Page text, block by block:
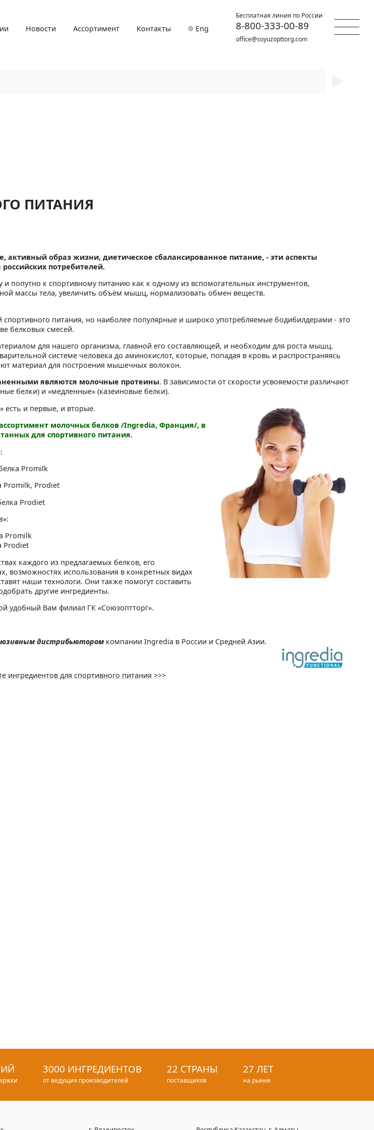
ПИТАНИЯ
активный образ жизни, диетическое сбалансированное питание, - эти аспекты
потребителей.
и попутно к спортивному питанию как к одному из вспомогательных инструментов,
массы тела, увеличить объём мышц, нормализовать обмен веществ.
спортивного питания, но наиболее популярные и широко употребляемые бодибилдерами - это
белковых смесей.
для нашего организма, главной его составляющей, и необходим для роста мышц.
системе человека до аминокислот, которые, попадая в кровь и распространяясь
материал для построения мышечных волокон.
являются молочные протеины. В зависимости от скорости усвояемости различают
белки) и «медленные» (казеиновые белки).
есть и первые, и вторые.
молочных белков /Ingredia, Франция/, в
для спортивного питания.
Promilk
Promilk, Prodiet
Prodiet
»:
Promilk
Prodiet
каждого из предлагаемых белков, его
возможностях использования в конкретных видах
наши технологи. Они также помогут составить
другие ингредиенты.
удобный Вам филиал ГК «Союзоптторг».
дистрибьюторомкомпании Ingredia в России и Средней Азии.
для спортивного питания >>>
Новости Ассортимент Контакты Eng
Бесплатная линия по России
8-800-333-00-89
office@soyuzopttorg.com
3000 ИНГРЕДИЕНТОВ
от ведущих производителей
22 СТРАНЫ
поставщиков
27 ЛЕТ
на рынке